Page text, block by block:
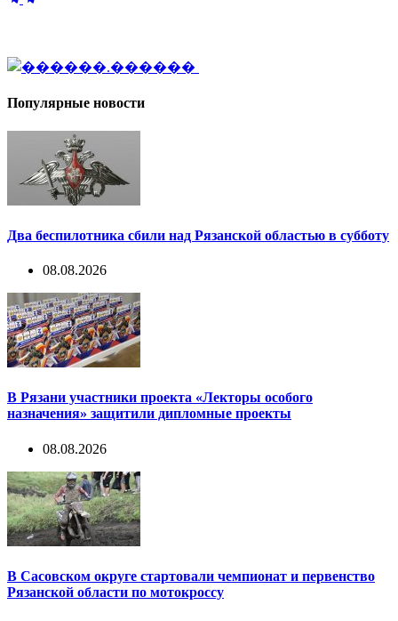
Популярные новости
Два беспилотника сбили над Рязанской областью в субботу
08.08.2026
В Рязани участники проекта «Лекторы особого
назначения» защитили дипломные проекты
08.08.2026
В Сасовском округе стартовали чемпионат и первенство
Рязанской области по мотокроссу